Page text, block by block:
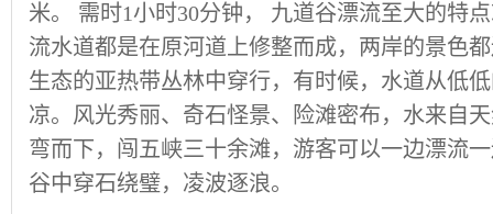
米。 需时1小时30分钟， 九道谷漂流至大的特
流水道都是在原河道上修整而成，两岸的景色
生态的亚热带丛林中穿行，有时候，水道从低
凉。风光秀丽、奇石怪景、险滩密布，水来自
弯而下，闯五峡三十余滩，游客可以一边漂流
谷中穿石绕璧，凌波逐浪。